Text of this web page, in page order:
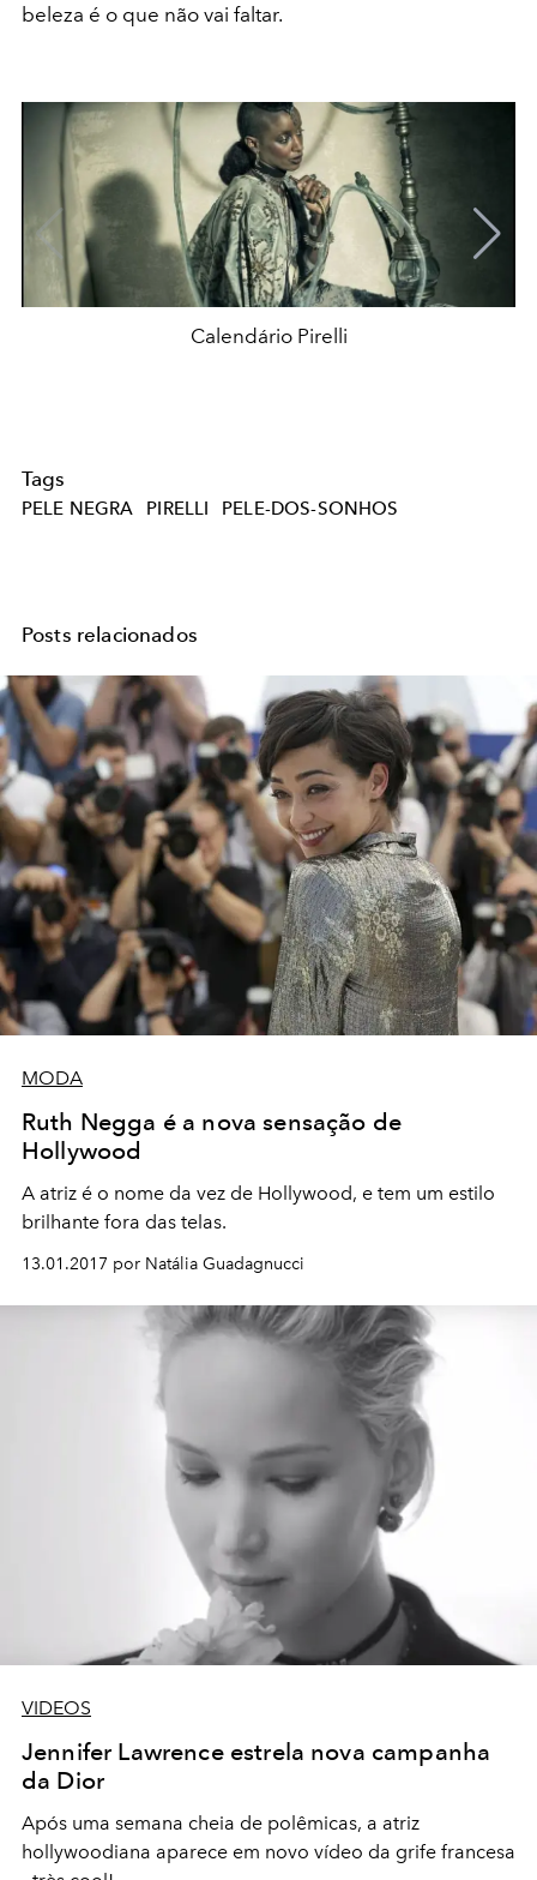
beleza é o que não vai faltar.
Calendário Pirelli
Tags
PELE NEGRA PIRELLI PELE-DOS-SONHOS
Posts relacionados
MODA
Ruth Negga é a nova sensação de
Hollywood
A atriz é o nome da vez de Hollywood, e tem um estilo
brilhante fora das telas.
13.01.2017 por Natália Guadagnucci
VIDEOS
Jennifer Lawrence estrela nova campanha
da Dior
Após uma semana cheia de polêmicas, a atriz
hollywoodiana aparece em novo vídeo da grife francesa